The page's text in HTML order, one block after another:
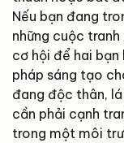
Nếu bạn đang
những cuộc
cơ hội để hai bạn
pháp sáng tạo
đang độc thân,
cần phải cạnh
trong một môi